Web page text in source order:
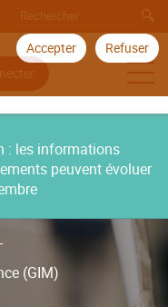
Accepter Refuser
: les informations
peuvent évoluer
(GIM)